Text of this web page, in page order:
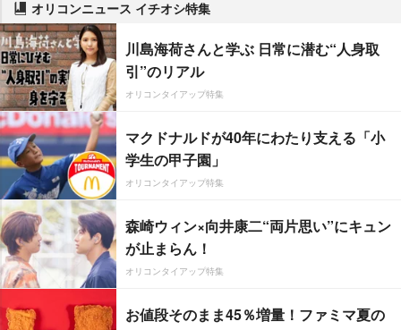
オリコンニュース イチオシ特集
川島海荷さんと学ぶ 日常に潜む“人身取
引”のリアル
オリコンタイアップ特集
マクドナルドが40年にわたり支える「小
学生の甲子園」
オリコンタイアップ特集
森崎ウィン×向井康二“両片思い”にキュン
が止まらん！
オリコンタイアップ特集
お値段そのまま45％増量！ファミマ夏の